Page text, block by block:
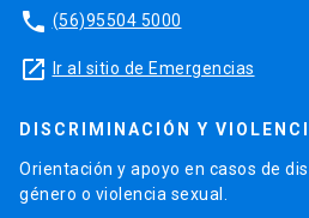
phone (56)95504 5000
launch Ir al sitio de Emergencias
DISCRIMINACIÓN Y
Orientación y apoyo en casos de
género o violencia sexual.